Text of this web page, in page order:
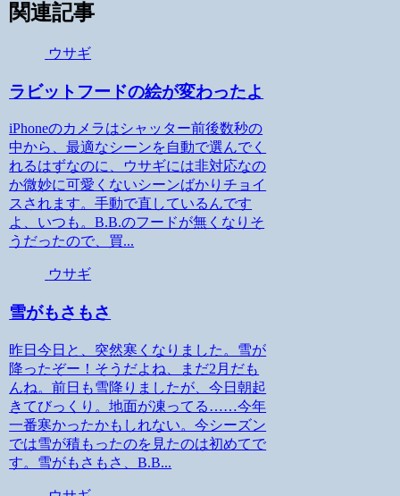
関連記事
ウサギ
ラビットフードの絵が変わったよ
iPhoneのカメラはシャッター前後数秒の
中から、最適なシーンを自動で選んでく
れるはずなのに、ウサギには非対応なの
か微妙に可愛くないシーンばかりチョイ
スされます。手動で直しているんです
よ、いつも。B.B.のフードが無くなりそ
うだったので、買...
ウサギ
雪がもさもさ
昨日今日と、突然寒くなりました。雪が
降ったぞー！そうだよね、まだ2月だも
んね。前日も雪降りましたが、今日朝起
きてびっくり。地面が凍ってる……今年
一番寒かったかもしれない。今シーズン
では雪が積もったのを見たのは初めてで
す。雪がもさもさ、B.B...